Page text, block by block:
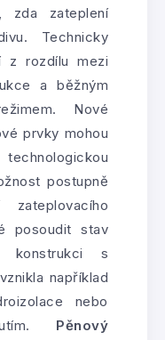
zda zateplení
Technicky
z rozdílu mezi
a běžným
Nové
prvky mohou
postupně
posoudit stav
konstrukci s
například
nebo
Pěnový